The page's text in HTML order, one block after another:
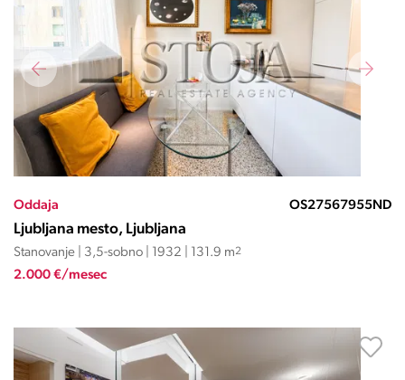
Oddaja OS27567955ND
Ljubljana mesto, Ljubljana
Stanovanje | 3,5-sobno | 1932 | 131.9 m2
2.000 €/mesec